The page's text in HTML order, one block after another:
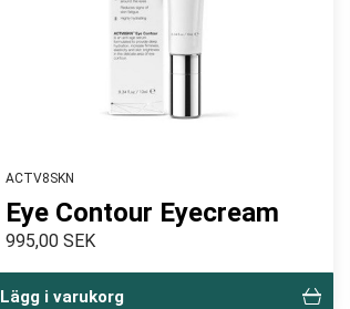
ACTV8SKN
Eye Contour Eyecream
995,00 SEK
Lägg i varukorg